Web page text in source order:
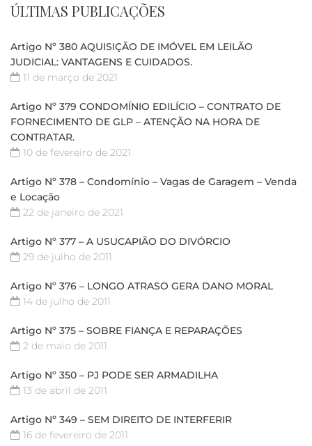
ÚLTIMAS PUBLICAÇÕES
Artigo Nº 380 AQUISIÇÃO DE IMÓVEL EM LEILÃO
JUDICIAL: VANTAGENS E CUIDADOS.
11 de março de 2021
Artigo Nº 379 CONDOMÍNIO EDILÍCIO – CONTRATO DE
FORNECIMENTO DE GLP – ATENÇÃO NA HORA DE
CONTRATAR.
10 de fevereiro de 2021
Artigo Nº 378 – Condomínio – Vagas de Garagem – Venda
e Locação
22 de janeiro de 2021
Artigo Nº 377 – A USUCAPIÃO DO DIVÓRCIO
29 de julho de 2011
Artigo Nº 376 – LONGO ATRASO GERA DANO MORAL
14 de julho de 2011
Artigo Nº 375 – SOBRE FIANÇA E REPARAÇÕES
2 de maio de 2011
Artigo Nº 350 – PJ PODE SER ARMADILHA
13 de abril de 2011
Artigo Nº 349 – SEM DIREITO DE INTERFERIR
16 de fevereiro de 2011